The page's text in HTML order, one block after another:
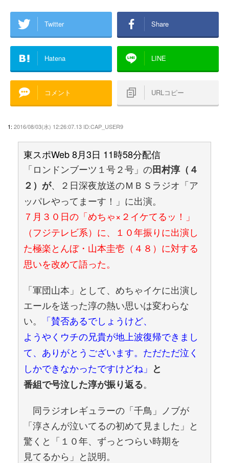
Twitter Share
Hatena LINE
コメント URLコピー
1: 2016/08/03(水) 12:26:07.13 ID:CAP_USER9
東スポWeb 8月3日 11時58分配信
「ロンドンブーツ１号２号」の田村淳（４
２）が、２日深夜放送のＭＢＳラジオ「ア
ッパレやってまーす！」に出演。
７月３０日の「めちゃ×２イケてるッ！」
（フジテレビ系）に、１０年振りに出演し
た極楽とんぼ・山本圭壱（４８）に対する
思いを改めて語った。
「軍団山本」として、めちゃイケに出演し
エールを送った淳の熱い思いは変わらな
い。
「賛否あるでしょうけど、
ようやくウチの兄貴が地上波復帰できまし
て、ありがとうございます。ただただ泣く
しかできなかったですけどね」 と
番組で号泣した淳が振り返る。
同ラジオレギュラーの「千鳥」ノブが
「淳さんが泣いてるの初めて見ました」と
驚くと「１０年、ずっとつらい時期を
見てるから」と説明。